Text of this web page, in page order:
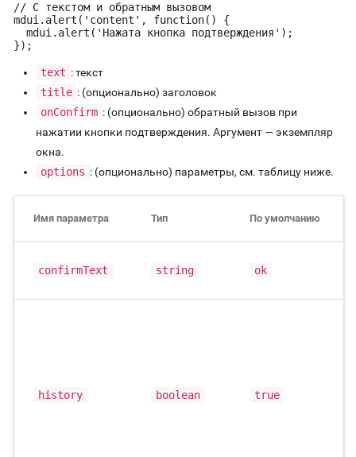
// С текстом и обратным вызовом
mdui.alert('content', function() {
  mdui.alert('Нажата кнопка подтверждения');
});
text : текст
title : (опционально) заголовок
onConfirm : (опционально) обратный вызов при
нажатии кнопки подтверждения. Аргумент — экземпляр
окна.
options : (опционально) параметры, см. таблицу ниже.
Имя параметра Тип По умолчанию
confirmText string ok
history boolean true